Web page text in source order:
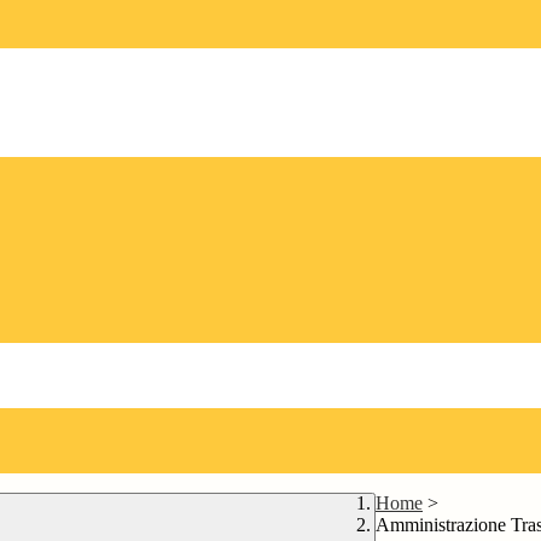
Home >
Amministrazione